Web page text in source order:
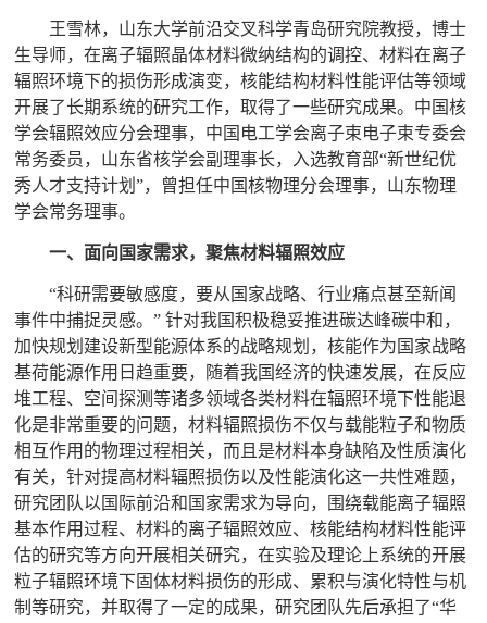
王雪林，山东大学前沿交叉科学青岛研究院教授，博士
生导师，在离子辐照晶体材料微纳结构的调控、材料在离子
辐照环境下的损伤形成演变，核能结构材料性能评估等领域
开展了长期系统的研究工作，取得了一些研究成果。中国核
学会辐照效应分会理事，中国电工学会离子束电子束专委会
常务委员，山东省核学会副理事长，入选教育部“新世纪优
秀人才支持计划”，曾担任中国核物理分会理事，山东物理
学会常务理事。
一、面向国家需求，聚焦材料辐照效应
“科研需要敏感度，要从国家战略、行业痛点甚至新闻
事件中捕捉灵感。”针对我国积极稳妥推进碳达峰碳中和，
加快规划建设新型能源体系的战略规划，核能作为国家战略
基荷能源作用日趋重要，随着我国经济的快速发展，在反应
堆工程、空间探测等诸多领域各类材料在辐照环境下性能退
化是非常重要的问题，材料辐照损伤不仅与载能粒子和物质
相互作用的物理过程相关，而且是材料本身缺陷及性质演化
有关，针对提高材料辐照损伤以及性能演化这一共性难题，
研究团队以国际前沿和国家需求为导向，围绕载能离子辐照
基本作用过程、材料的离子辐照效应、核能结构材料性能评
估的研究等方向开展相关研究，在实验及理论上系统的开展
粒子辐照环境下固体材料损伤的形成、累积与演化特性与机
制等研究，并取得了一定的成果，研究团队先后承担了“华